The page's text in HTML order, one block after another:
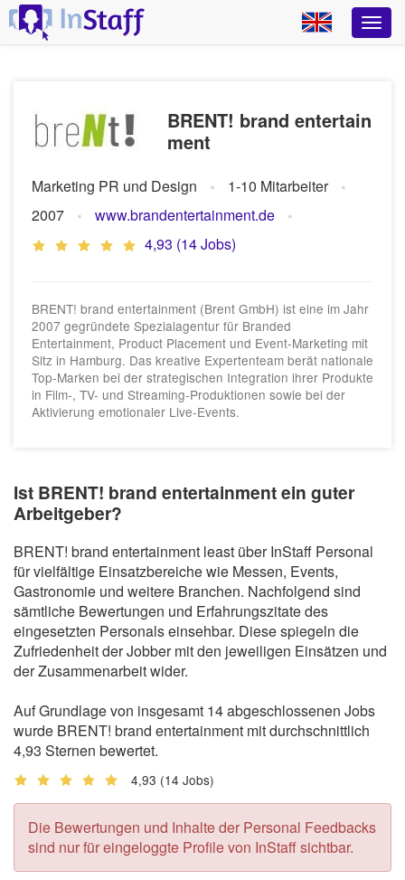
BRENT! brand entertain
ment
Marketing PR und Design
1-10 Mitarbeiter
2007
www.brandentertainment.de
4,93 (14 Jobs)
BRENT! brand entertainment (Brent GmbH) ist eine im Jahr
2007 gegründete Spezialagentur für Branded
Entertainment, Product Placement und Event-Marketing mit
Sitz in Hamburg. Das kreative Expertenteam berät nationale
Top-Marken bei der strategischen Integration ihrer Produkte
in Film-, TV- und Streaming-Produktionen sowie bei der
Aktivierung emotionaler Live-Events.
Ist BRENT! brand entertainment ein guter
Arbeitgeber?
BRENT! brand entertainment least über InStaff Personal
für vielfältige Einsatzbereiche wie Messen, Events,
Gastronomie und weitere Branchen. Nachfolgend sind
sämtliche Bewertungen und Erfahrungszitate des
eingesetzten Personals einsehbar. Diese spiegeln die
Zufriedenheit der Jobber mit den jeweiligen Einsätzen und
der Zusammenarbeit wider.
Auf Grundlage von insgesamt 14 abgeschlossenen Jobs
wurde BRENT! brand entertainment mit durchschnittlich
4,93 Sternen bewertet.
4,93 (14 Jobs)
Die Bewertungen und Inhalte der Personal Feedbacks
sind nur für eingeloggte Profile von InStaff sichtbar.